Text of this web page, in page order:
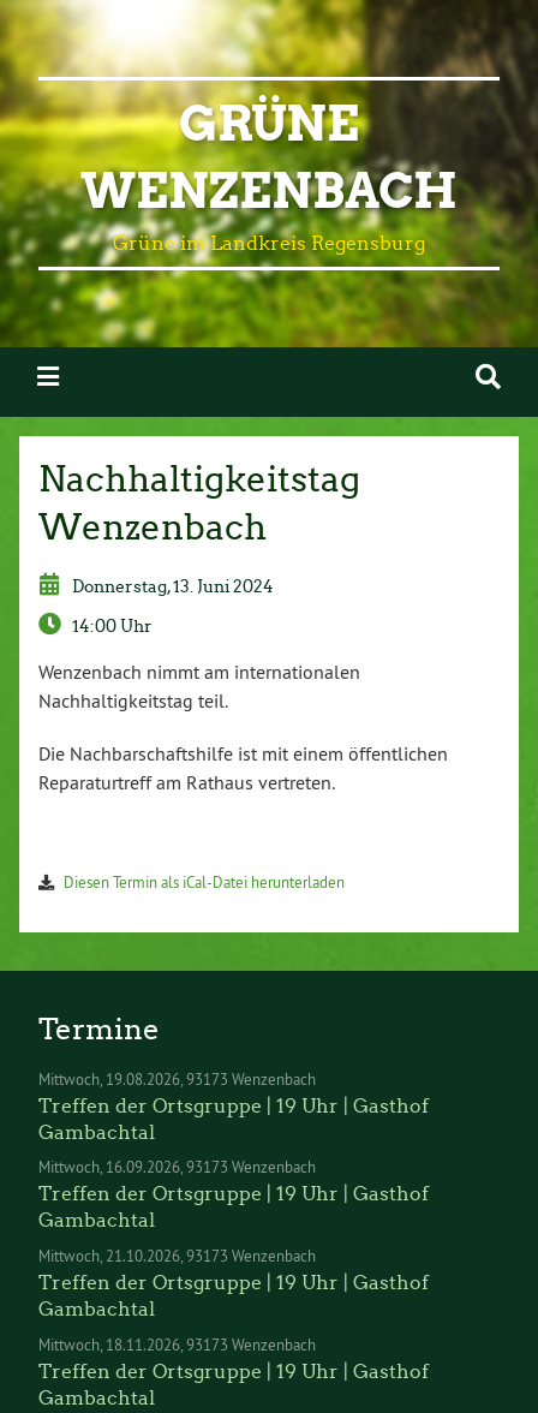
GRÜNE
WENZENBACH
Grüne im Landkreis Regensburg
Nachhaltigkeitstag
Wenzenbach
Donnerstag, 13. Juni 2024
14:00 Uhr
Wenzenbach nimmt am internationalen
Nachhaltigkeitstag teil.
Die Nachbarschaftshilfe ist mit einem öffentlichen
Reparaturtreff am Rathaus vertreten.
Diesen Termin als iCal-Datei herunterladen
Termine
Mittwoch 19.08.2026 93173 Wenzenbach
Treffen der Ortsgruppe | 19 Uhr | Gasthof
Gambachtal
Mittwoch 16.09.2026 93173 Wenzenbach
Treffen der Ortsgruppe | 19 Uhr | Gasthof
Gambachtal
Mittwoch 21.10.2026 93173 Wenzenbach
Treffen der Ortsgruppe | 19 Uhr | Gasthof
Gambachtal
Mittwoch 18.11.2026 93173 Wenzenbach
Treffen der Ortsgruppe | 19 Uhr | Gasthof
Gambachtal